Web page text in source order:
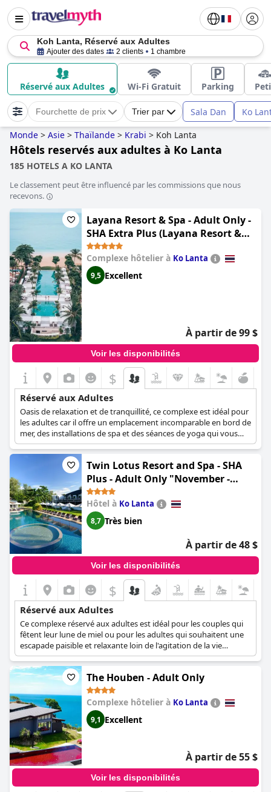
Koh Lanta, Réservé aux Adultes
Ajouter des dates 2 clients 1 chambre
Réservé aux Adultes Wi-Fi Gratuit Parking
Fourchette de prix Trier par Sala Dan Ko
Monde > Asie > Thaïlande > Krabi > Koh Lanta
Hôtels reservés aux adultes à Ko Lanta
185 HOTELS A KO LANTA
Le classement peut être influencé par les commissions que nous
recevons.
Layana Resort & Spa - Adult Only -
SHA Extra Plus (Layana Resort &
Spa - Adult Only)
Complexe hôtelier à Ko Lanta
9,5 Excellent
À partir de 99 $
Voir les disponibilités
$
Réservé aux Adultes
Oasis de relaxation et de tranquillité, ce complexe est idéal pour
les adultes car il offre un emplacement incomparable en bord de
mer, des installations de spa et des séances de yoga qui vous
permettront de vous détendre et de vous relaxer. Les adultes
peuvent également profiter de la superbe piscine à
débordement en sirotant la boisson de leur choix, ou
simplement se détendre dans le confort de leur suite, villa ou
chambre luxueuse, entourée du magnifique jardin de l'hôtel.
Twin Lotus Resort and Spa - SHA
Plus - Adult Only "November -
April"
Hôtel à Ko Lanta
8,7 Très bien
À partir de 48 $
Voir les disponibilités
$
Réservé aux Adultes
Ce complexe réservé aux adultes est idéal pour les couples qui
fêtent leur lune de miel ou pour les adultes qui souhaitent une
escapade paisible et relaxante loin de l'agitation de la vie
quotidienne. Avec ses options d'hébergement luxueuses et
privées, ses piscines situées juste en face de la plage et offrant
des vues imprenables et un environnement relaxant, ainsi que
son centre de bien-être et de remise en forme réputé, cet hôtel
ne manquera pas de rendre le séjour de chaque client adulte
inoubliable.
The Houben - Adult Only
Complexe hôtelier à Ko Lanta
9,1 Excellent
À partir de 55 $
Voir les disponibilités